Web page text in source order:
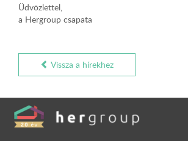
Üdvözlettel,
a Hergroup csapata
Vissza a hírekhez